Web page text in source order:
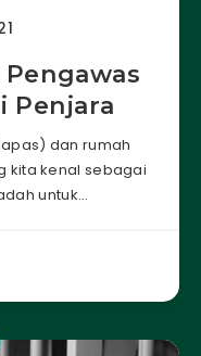
Penjara
dan rumah
kita kenal sebagai
untuk…